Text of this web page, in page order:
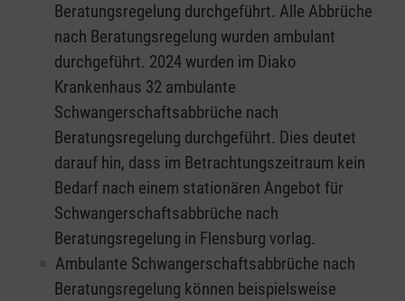
Beratungsregelung durchgeführt. Alle Abbrüche
nach Beratungsregelung wurden ambulant
durchgeführt. 2024 wurden im Diako
Krankenhaus 32 ambulante
Schwangerschaftsabbrüche nach
Beratungsregelung durchgeführt. Dies deutet
darauf hin, dass im Betrachtungszeitraum kein
Bedarf nach einem stationären Angebot für
Schwangerschaftsabbrüche nach
Beratungsregelung in Flensburg vorlag.
Ambulante Schwangerschaftsabbrüche nach
Beratungsregelung können beispielsweise